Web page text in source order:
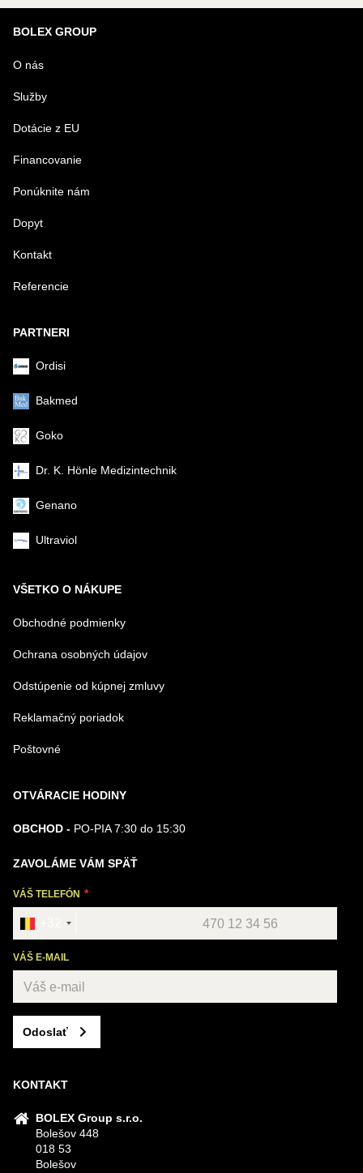
MENO
VÁŠ E-MAIL
VAŠA OTÁZKA K PRODUKTU
Odoslať
BOLEX GROUP
O nás
Služby
Dotácie z EU
Financovanie
Ponúknite nám
Dopyt
Kontakt
Referencie
PARTNERI
Ordisi
Bakmed
Goko
Dr. K. Hönle Medizintechnik
Genano
Ultraviol
VŠETKO O NÁKUPE
Obchodné podmienky
Ochrana osobných údajov
Odstúpenie od kúpnej zmluvy
Reklamačný poriadok
Poštovné
OTVÁRACIE HODINY
OBCHOD - PO-PIA 7:30 do 15:30
ZAVOLÁME VÁM SPÄŤ
VÁŠ TELEFÓN
VÁŠ E-MAIL
Odoslať
KONTAKT
BOLEX Group s.r.o.
Bolešov 448
018 53
Bolešov